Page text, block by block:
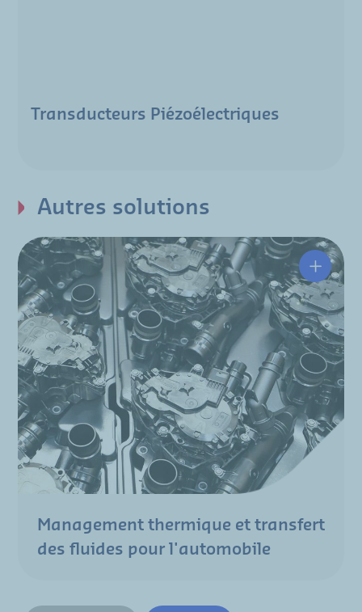
Transducteurs Piézoélectriques
Autres solutions
Management thermique et transfert
des fluides pour l'automobile